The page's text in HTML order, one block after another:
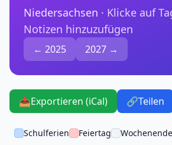
Niedersachsen · Klicke auf
Notizen hinzuzufügen
← 2025 2027 →
📤Exportieren (iCal) 🔗Teilen
Schulferien Feiertag Wochenende